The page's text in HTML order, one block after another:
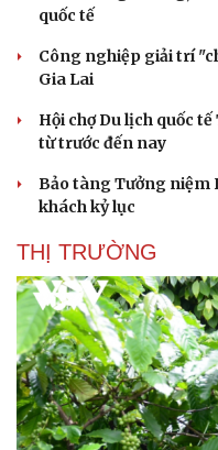
quốc tế
Công nghiệp giải trí
Gia Lai
Hội chợ Du lịch quốc
từ trước đến nay
Bảo tàng Tưởng niệm
khách kỷ lục
THỊ TRƯỜNG